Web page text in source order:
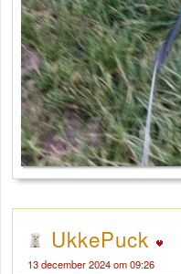
UkkePuck
13 december 2024 om 09:26